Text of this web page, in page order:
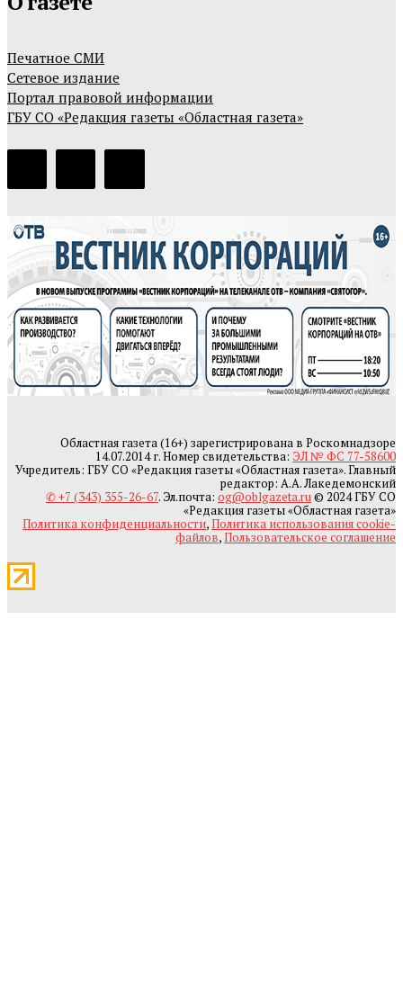
Печатное СМИ
Сетевое издание
Портал правовой информации
ГБУ СО «Редакция газеты «Областная газета»
Областная газета (16+) зарегистрирована в Роскомнадзоре
14.07.2014 г. Номер свидетельства: ЭЛ № ФС 77-58600
Учредитель: ГБУ СО «Редакция газеты «Областная газета». Главный
редактор: А.А. Лакедемонский
✆ +7 (343) 355-26-67. Эл.почта: og@oblgazeta.ru© 2024 ГБУ СО
«Редакция газеты «Областная газета»
Политика конфиденциальности,Политика использования cookie-
файлов,Пользовательское соглашение